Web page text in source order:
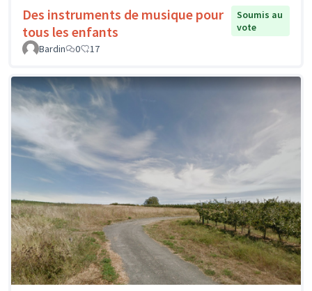
Des instruments de musique pour
tous les enfants
Soumis au
vote
Bardin
0 17